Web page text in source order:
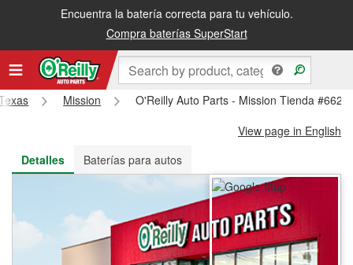
Encuentra la batería correcta para tu vehículo.
Compra baterías SuperStart
Recibe tu orden gratis al día siguiente o recógela en la tienda
Mission
O'Reilly Auto Parts - Mission Tienda #662
View page in English
Detalles
Baterías para autos